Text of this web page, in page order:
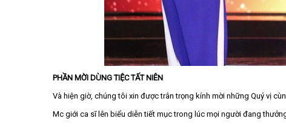
PHẦN MỜI DÙNG TIỆC TẤT NIÊN
Và hiện giờ, chúng tôi xin được trân trọng kính mời những Quý vị
Mc giới ca sĩ lên biểu diễn tiết mục trong lúc mọi người đang